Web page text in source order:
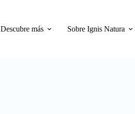
Descubre más Sobre Ignis Natura